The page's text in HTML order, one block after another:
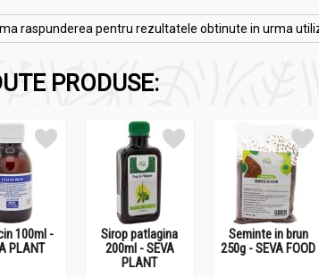
raspunderea pentru rezultatele obtinute in urma
PRODUSE:
100ml -
PLANT
Sirop patlagina
200ml - SEVA
PLANT
Seminte in brun
250g - SEVA FOOD